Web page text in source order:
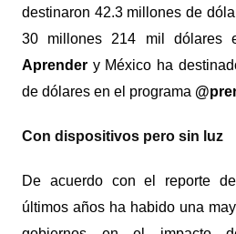
destinaron 42.3 millones de
30 millones 214 mil dólares
Aprendery México ha
de dólares en el programa
Con dispositivos pero sin luz
De acuerdo con el reporte
últimos años ha habido una